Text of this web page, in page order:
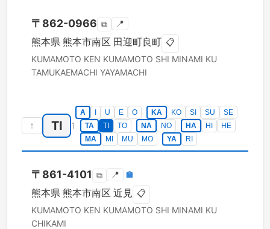
〒 862-0966 ⧉ 📍
熊本県 熊本市南区 田迎町良町 📋
KUMAMOTO KEN KUMAMOTO SHI MINAMI KU
TAMUKAEMACHI YAYAMACHI
↑ TI 1
A U E O KA KO SI SU
SE
TA
TI TO NA NO HA HI
HE
MA
MI MU MO YA RI
〒 861-4101 ⧉ 📍 🏣
熊本県 熊本市南区 近見 📋
KUMAMOTO KEN KUMAMOTO SHI MINAMI KU
CHIKAMI